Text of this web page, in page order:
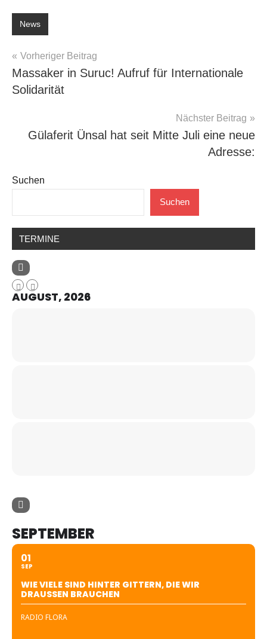
News
Beitragsnavigation
Vorheriger Beitrag
Massaker in Suruc! Aufruf für Internationale
Solidarität
Nächster Beitrag
Gülaferit Ünsal hat seit Mitte Juli eine neue
Adresse:
Suchen
Suchen
TERMINE
AUGUST, 2026
SEPTEMBER
01
SEP
WIE VIELE SIND HINTER GITTERN, DIE WIR
DRAUSSEN BRAUCHEN
RADIO FLORA